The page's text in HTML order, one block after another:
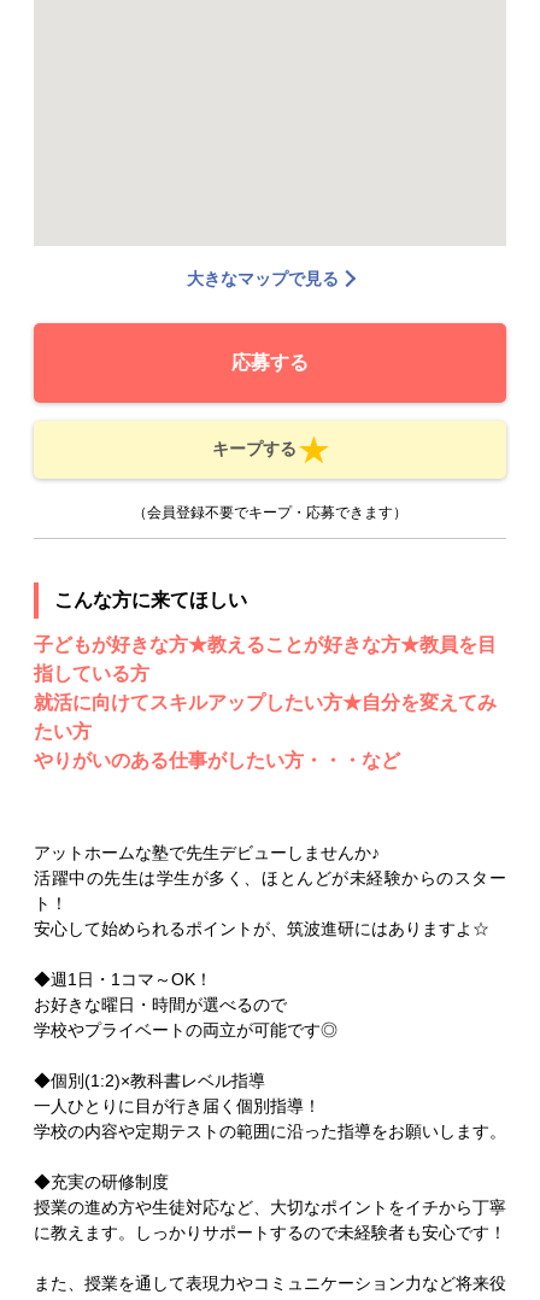
大きなマップで見る
応募する
キープする
（会員登録不要でキープ・応募できます）
こんな方に来てほしい
子どもが好きな方★教えることが好きな方★教員を目
指している方
就活に向けてスキルアップしたい方★自分を変えてみ
たい方
やりがいのある仕事がしたい方・・・など
アットホームな塾で先生デビューしませんか♪
活躍中の先生は学生が多く、ほとんどが未経験からのスター
ト！
安心して始められるポイントが、筑波進研にはありますよ☆
◆週1日・1コマ～OK！
お好きな曜日・時間が選べるので
学校やプライベートの両立が可能です◎
◆個別(1:2)×教科書レベル指導
一人ひとりに目が行き届く個別指導！
学校の内容や定期テストの範囲に沿った指導をお願いします。
◆充実の研修制度
授業の進め方や生徒対応など、大切なポイントをイチから丁寧
に教えます。しっかりサポートするので未経験者も安心です！
また、授業を通して表現力やコミュニケーション力など将来役